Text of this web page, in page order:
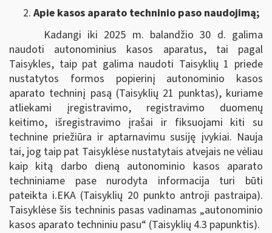
Apie kasos aparato techninio paso naudojimą;
Kadangi iki 2025 m. balandžio 30 d. galima
naudoti autonominius kasos aparatus, tai pagal
Taisykles, taip pat galima naudoti Taisyklių 1 priede
nustatytos formos popierinį autonominio kasos
aparato techninį pasą (Taisyklių 21 punktas), kuriame
atliekami įregistravimo, registravimo duomenų
keitimo, išregistravimo įrašai ir fiksuojami kiti su
technine priežiūra ir aptarnavimu susiję įvykiai. Nauja
tai, jog taip pat Taisyklėse nustatytais atvejais ne vėliau
kaip kitą darbo dieną autonominio kasos aparato
techniniame pase nurodyta informacija turi būti
pateikta i.EKA (Taisyklių 20 punkto antroji pastraipa).
Taisyklėse šis techninis pasas vadinamas „autonominio
kasos aparato techniniu pasu“ (Taisyklių 4.3 papunktis).